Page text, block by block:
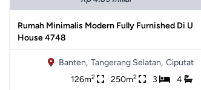
Rumah Minimalis Modern Fully Furnished Di U
House 4748
Banten, Tangerang Selatan, Ciputat
126m2 250m2 3 4